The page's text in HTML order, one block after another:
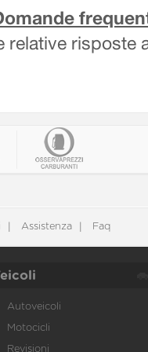
relative risposte
Assistenza Faq
Autoveicoli
Motocicli
Revisioni